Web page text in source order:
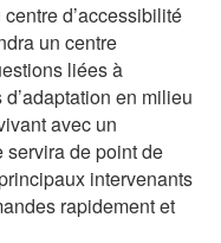
d’accessibilité
un centre
liées à
en milieu
avec un
servira de point de
intervenants
rapidement et